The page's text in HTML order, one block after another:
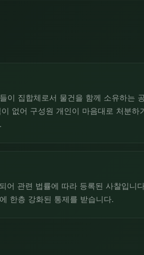
이 집합체로서 물건을 함께 소유하는
없어 구성원 개인이 마음대로 처분하
어 관련 법률에 따라 등록된 사찰입니
한층 강화된 통제를 받습니다.